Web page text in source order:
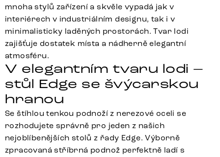
mnoha stylů zařízení a skvěle vypadá jak v
interiérech v industriálním designu, tak i v
minimalisticky laděných prostorách. Tvar lodi
zajišťuje dostatek místa a nádherně elegantní
atmosféru.
V elegantním tvaru lodi –
stůl Edge se švýcarskou
hranou
Se štíhlou tenkou podnoží z nerezové oceli se
rozhodujete správně pro jeden z našich
nejoblíbenějších stolů z řady Edge. Výborně
zpracovaná stříbrná podnož perfektně ladí s